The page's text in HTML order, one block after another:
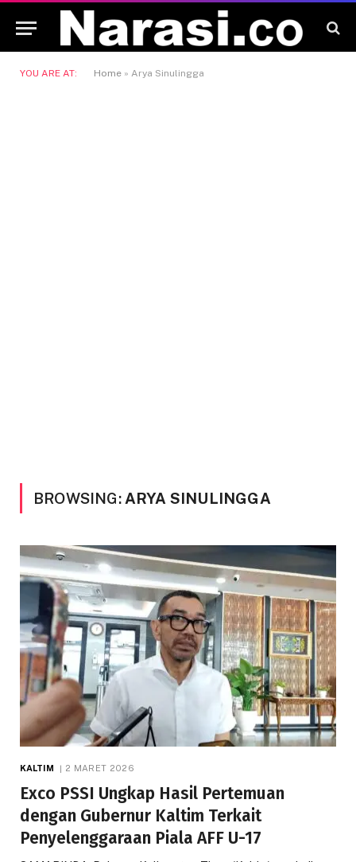
YOU ARE AT: Home » Arya Sinulingga
BROWSING: ARYA SINULINGGA
KALTIM 2 MARET 2026
Exco PSSI Ungkap Hasil Pertemuan
dengan Gubernur Kaltim Terkait
Penyelenggaraan Piala AFF U-17